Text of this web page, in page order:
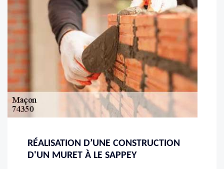
RÉALISATION D’UNE CONSTRUCTION
D'UN MURET À LE SAPPEY